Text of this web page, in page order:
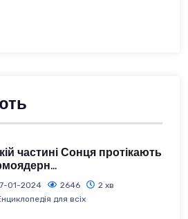
частині Сонця протікають
01-2024 2646
2 хв
для всіх